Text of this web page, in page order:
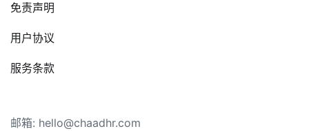
免责声明
用户协议
服务条款
邮箱: hello@chaadhr.com